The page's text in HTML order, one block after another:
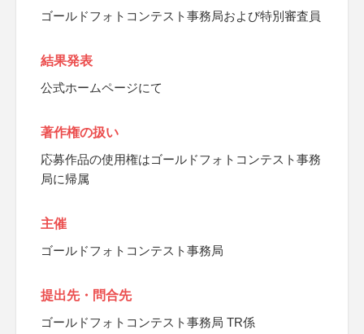
ゴールドフォトコンテスト事務局および特別審査員
結果発表
公式ホームページにて
著作権の扱い
応募作品の使用権はゴールドフォトコンテスト事務
局に帰属
主催
ゴールドフォトコンテスト事務局
提出先・問合先
ゴールドフォトコンテスト事務局 TR係